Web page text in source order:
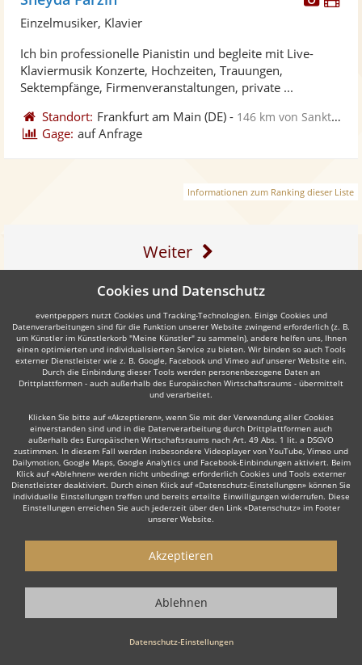
Einzelmusiker, Klavier
Ich bin professionelle Pianistin und begleite mit Live-
Klaviermusik Konzerte, Hochzeiten, Trauungen,
Sektempfänge, Firmenveranstaltungen, private ...
Standort: Frankfurt am Main (DE) - 146 km von Sankt Ingbert
Gage: auf Anfrage
Informationen zum Ranking dieser Liste
Weiter
Auch interessant:
Moderator Musicalsänger
Wie funktioniert's?
Starten Sie mit dem Button 'Kostenlos anfragen' eine Anfrage an die für
2. Angebote erhalten & Details besprechen
Sie erhalten Angebote Ihrer angefragten Pianisten. Nutzen Sie die
Cookies und Datenschutz
eventpeppers nutzt Cookies und Tracking-Technologien. Einige Cookies und
Datenverarbeitungen sind für die Funktion unserer Website zwingend erforderlich (z. B.
um Künstler im Künstlerkorb "Meine Künstler" zu sammeln), andere helfen uns, Ihnen
einen optimierten und individualisierten Service zu bieten. Wir binden so auch Tools
externer Dienstleister wie z. B. Google, Facebook und Vimeo auf unserer Website ein.
Durch die Einbindung dieser Tools werden personenbezogene Daten an
Drittplattformen - auch außerhalb des Europäischen Wirtschaftsraums - übermittelt
und verarbeitet.
Klicken Sie bitte auf «Akzeptieren», wenn Sie mit der Verwendung aller Cookies
einverstanden sind und in die Datenverarbeitung durch Drittplattformen auch
außerhalb des Europäischen Wirtschaftsraums nach Art. 49 Abs. 1 lit. a DSGVO
zustimmen. In diesem Fall werden insbesondere Videoplayer von YouTube, Vimeo und
Dailymotion, Google Maps, Google Analytics und Facebook-Einbindungen aktiviert. Beim
Klick auf «Ablehnen» werden nicht unbedingt erforderlich Cookies und Tools externer
Dienstleister deaktiviert. Durch einen Klick auf «Datenschutz-Einstellungen» können Sie
individuelle Einstellungen treffen und bereits erteilte Einwilligungen widerrufen. Diese
Einstellungen erreichen Sie auch jederzeit über den Link «Datenschutz» im Footer
unserer Website.
Datenschutz-Einstellungen
Akzeptieren
Ablehnen